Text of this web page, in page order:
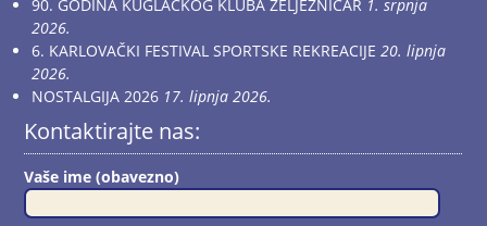
90. GODINA KUGLAČKOG KLUBA ŽELJEZNIČAR 1. srpnja
2026.
6. KARLOVAČKI FESTIVAL SPORTSKE REKREACIJE 20. lipnja
2026.
NOSTALGIJA 2026 17. lipnja 2026.
Kontaktirajte nas:
Vaše ime (obavezno)